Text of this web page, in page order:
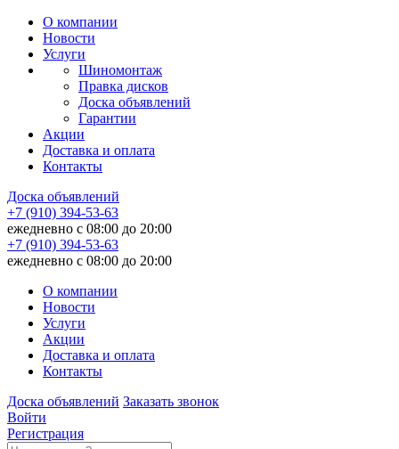
О компании
Новости
Услуги
Шиномонтаж
Правка дисков
Доска объявлений
Гарантии
Акции
Доставка и оплата
Контакты
Доска объявлений
+7 (910) 394-53-63
ежедневно с 08:00 до 20:00
+7 (910) 394-53-63
ежедневно с 08:00 до 20:00
О компании
Новости
Услуги
Акции
Доставка и оплата
Контакты
Доска объявлений Заказать звонок
Войти
Регистрация